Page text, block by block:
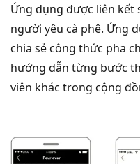
Ứng dụng được liên kết
người yêu cà phê. Ứng
chia sẻ công thức pha
hướng dẫn từng bước
viên khác trong cộng